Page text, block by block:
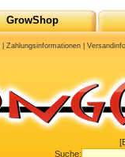
GrowShop
Suche:
|Zahlungsinformationen |